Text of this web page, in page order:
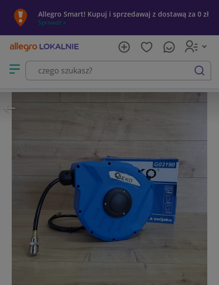
Allegro Smart! Kupuj i sprzedawaj z dostawą za 0 zł
Sprawdź »
Otwórz menu z kategoriami
szukaj